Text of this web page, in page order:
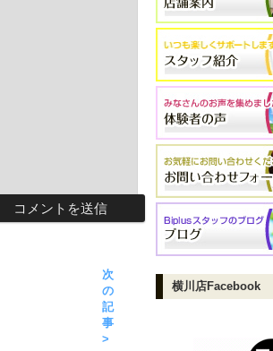
次
の
記
事
>
横川店Facebook